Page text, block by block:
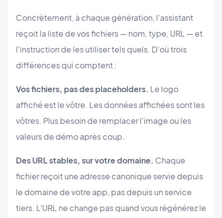
Concrètement, à chaque génération, l'assistant
reçoit la liste de vos fichiers — nom, type, URL — et
l'instruction de les utiliser tels quels. D'où trois
différences qui comptent :
Vos fichiers, pas des placeholders. Le logo
affiché est le vôtre. Les données affichées sont les
vôtres. Plus besoin de remplacer l'image ou les
valeurs de démo après coup.
Des URL stables, sur votre domaine. Chaque
fichier reçoit une adresse canonique servie depuis
le domaine de votre app, pas depuis un service
tiers. L'URL ne change pas quand vous régénérez le